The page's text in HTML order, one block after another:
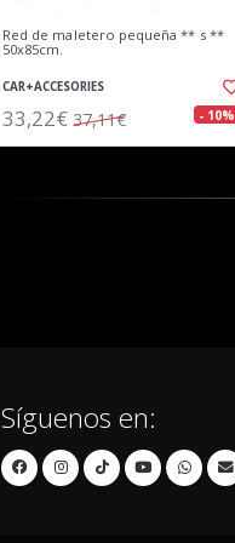
Red de maletero pequeña ** s **
50x85cm.
CAR+ACCESORIES
33,22€ 37,11€ - 10%
Síguenos en: